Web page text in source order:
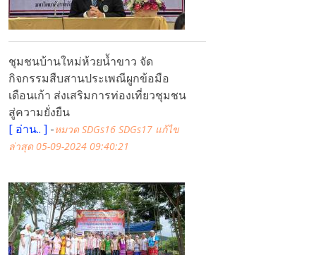
ชุมชนบ้านใหม่ห้วยน้ำขาว จัด
กิจกรรมสืบสานประเพณีผูกข้อมือ
เดือนเก้า ส่งเสริมการท่องเที่ยวชุมชน
สู่ความยั่งยืน
[ อ่าน.. ] -หมวด SDGs16 SDGs17 แก้ไข
ล่าสุด 05-09-2024 09:40:21